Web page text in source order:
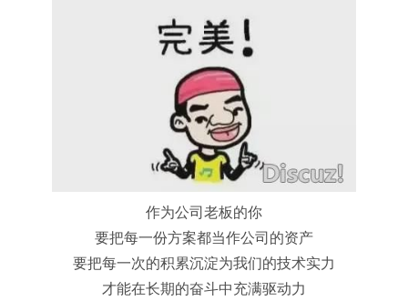
作为公司老板的你
要把每一份方案都当作公司的资产
要把每一次的积累沉淀为我们的技术实力
才能在长期的奋斗中充满驱动力